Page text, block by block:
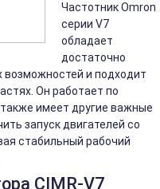
Частотник Omron
серии V7
обладает
достаточно
и подходит
Он работает по
имеет другие важные
запуск двигателей со
стабильный рабочий
CIMR-V7